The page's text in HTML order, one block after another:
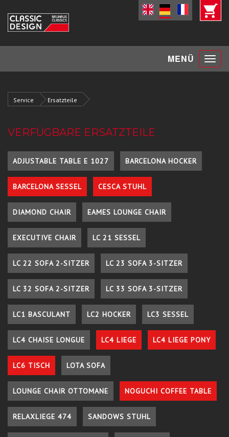
MENÜ Toggle
Service Ersatzteile
VERFÜGBARE ERSATZTEILE
ADJUSTABLE TABLE E 1027 BARCELONA HOCKER
BARCELONA SESSEL CESCA STUHL
DIAMOND CHAIR EAMES LOUNGE CHAIR
EXECUTIVE CHAIR LC 21 SESSEL
LC 22 SOFA 2-SITZER LC 23 SOFA 3-SITZER
LC 32 SOFA 2-SITZER LC 33 SOFA 3-SITZER
LC1 BASCULANT LC2 HOCKER LC3 SESSEL
LC4 CHAISE LONGUE LC4 LIEGE LC4 LIEGE PONY
LC6 TISCH LOTA SOFA
LOUNGE CHAIR OTTOMANE NOGUCHI COFFEE TABLE
RELAXLIEGE 474 SANDOWS STUHL